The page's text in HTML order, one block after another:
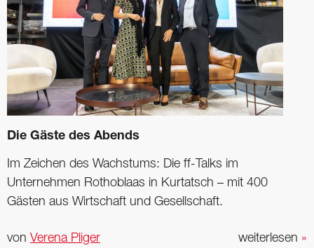
Die Gäste des Abends
Im Zeichen des Wachstums: Die ff-Talks im
Unternehmen Rothoblaas in Kurtatsch – mit 400
Gästen aus Wirtschaft und Gesellschaft.
weiterlesen »
von Verena Pliger